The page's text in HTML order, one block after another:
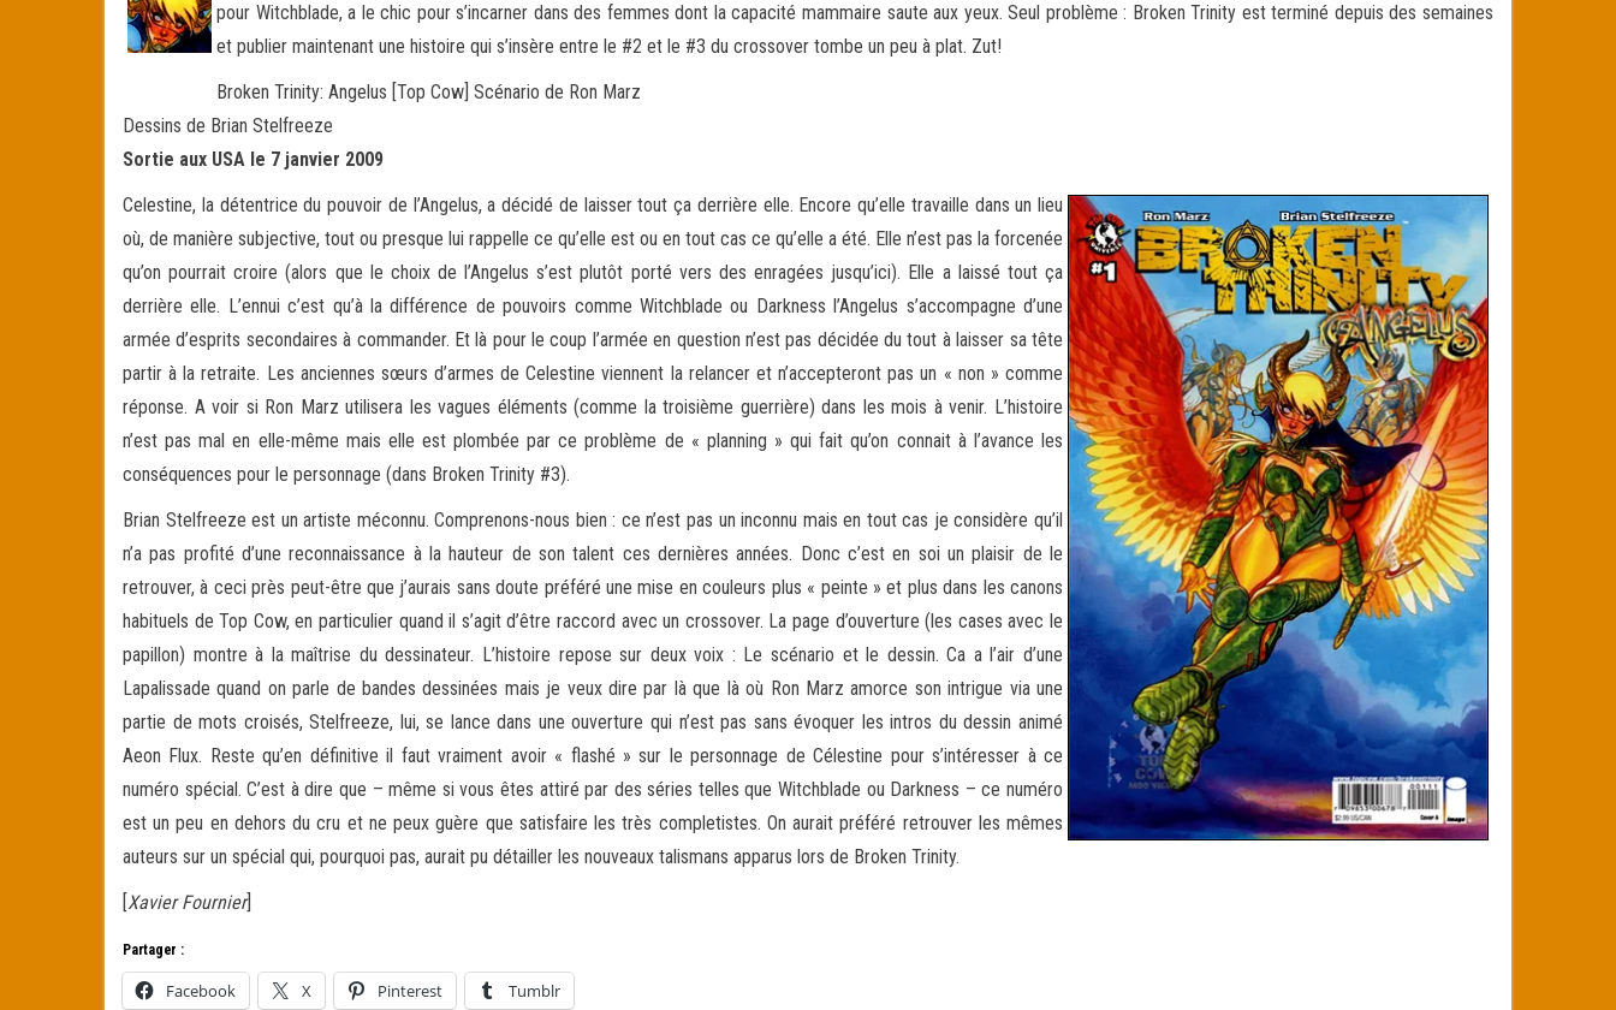
pour Witchblade, a le chic pour s’incarner dans des femmes dont la capacité mammaire saute aux yeux. Seul problème : Broken Trinity est terminé depuis des semaines
et publier maintenant une histoire qui s’insère entre le #2 et le #3 du crossover tombe un peu à plat. Zut!
Broken Trinity: Angelus [Top Cow] Scénario de Ron Marz
Dessins de Brian Stelfreeze
Sortie aux USA le 7 janvier 2009
Celestine, la détentrice du pouvoir de l’Angelus, a décidé de laisser tout ça derrière elle. Encore qu’elle travaille dans un lieu
où, de manière subjective, tout ou presque lui rappelle ce qu’elle est ou en tout cas ce qu’elle a été. Elle n’est pas la forcenée
qu’on pourrait croire (alors que le choix de l’Angelus s’est plutôt porté vers des enragées jusqu’ici). Elle a laissé tout ça
derrière elle. L’ennui c’est qu’à la différence de pouvoirs comme Witchblade ou Darkness l’Angelus s’accompagne d’une
armée d’esprits secondaires à commander. Et là pour le coup l’armée en question n’est pas décidée du tout à laisser sa tête
partir à la retraite. Les anciennes sœurs d’armes de Celestine viennent la relancer et n’accepteront pas un « non » comme
réponse. A voir si Ron Marz utilisera les vagues éléments (comme la troisième guerrière) dans les mois à venir. L’histoire
n’est pas mal en elle-même mais elle est plombée par ce problème de « planning » qui fait qu’on connait à l’avance les
conséquences pour le personnage (dans Broken Trinity #3).
Brian Stelfreeze est un artiste méconnu. Comprenons-nous bien : ce n’est pas un inconnu mais en tout cas je considère qu’il
n’a pas profité d’une reconnaissance à la hauteur de son talent ces dernières années. Donc c’est en soi un plaisir de le
retrouver, à ceci près peut-être que j’aurais sans doute préféré une mise en couleurs plus « peinte » et plus dans les canons
habituels de Top Cow, en particulier quand il s’agit d’être raccord avec un crossover. La page d’ouverture (les cases avec le
papillon) montre à la maîtrise du dessinateur. L’histoire repose sur deux voix : Le scénario et le dessin. Ca a l’air d’une
Lapalissade quand on parle de bandes dessinées mais je veux dire par là que là où Ron Marz amorce son intrigue via une
partie de mots croisés, Stelfreeze, lui, se lance dans une ouverture qui n’est pas sans évoquer les intros du dessin animé
Aeon Flux. Reste qu’en définitive il faut vraiment avoir « flashé » sur le personnage de Célestine pour s’intéresser à ce
numéro spécial. C’est à dire que – même si vous êtes attiré par des séries telles que Witchblade ou Darkness – ce numéro
est un peu en dehors du cru et ne peux guère que satisfaire les très completistes. On aurait préféré retrouver les mêmes
auteurs sur un spécial qui, pourquoi pas, aurait pu détailler les nouveaux talismans apparus lors de Broken Trinity.
[Xavier Fournier]
Partager :
Facebook X Pinterest Tumblr